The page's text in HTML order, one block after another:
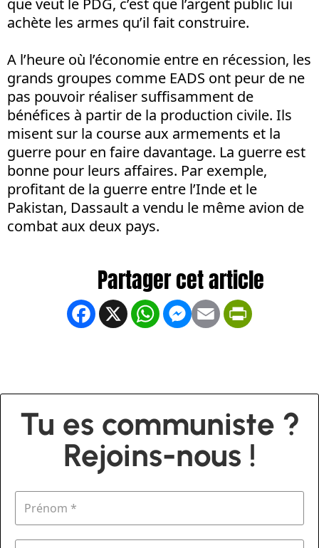
que veut le PDG, c’est que l’argent public lui
achète les armes qu’il fait construire.
A l’heure où l’économie entre en récession, les
grands groupes comme EADS ont peur de ne
pas pouvoir réaliser suffisamment de
bénéfices à partir de la production civile. Ils
misent sur la course aux armements et la
guerre pour en faire davantage. La guerre est
bonne pour leurs affaires. Par exemple,
profitant de la guerre entre l’Inde et le
Pakistan, Dassault a vendu le même avion de
combat aux deux pays.
Facebook
X WhatsApp
Messenger
Email
Tu es communiste ?
Rejoins-nous !